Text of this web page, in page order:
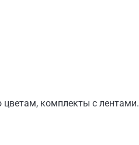
комплекты с лентами.